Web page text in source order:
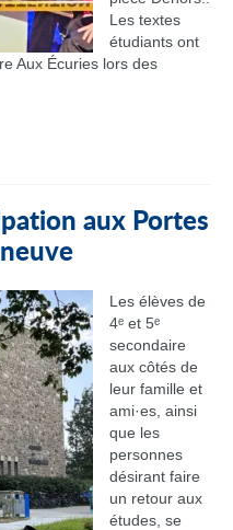
Les textes
étudiants ont
Aux Écuries lors des
aux Portes
Les élèves de
4ᵉ et 5ᵉ
secondaire
aux côtés de
leur famille et
ami·es, ainsi
que les
personnes
désirant faire
un retour aux
études, se